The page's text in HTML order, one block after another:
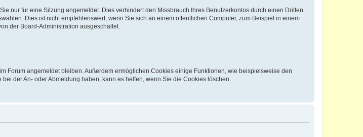
nur für eine Sitzung angemeldet. Dies verhindert den Missbrauch Ihres Benutzerkontos durch einen Dritten.
Dies ist nicht empfehlenswert, wenn Sie sich an einem öffentlichen Computer, zum Beispiel in einem
der Board-Administration ausgeschaltet.
Forum angemeldet bleiben. Außerdem ermöglichen Cookies einige Funktionen, wie beispielsweise den
der An- oder Abmeldung haben, kann es helfen, wenn Sie die Cookies löschen.